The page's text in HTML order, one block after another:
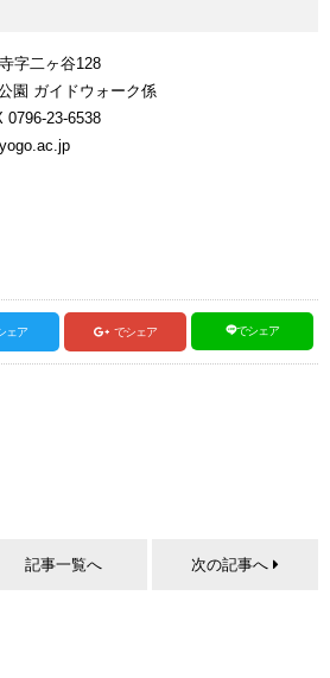
祥雲寺字二ヶ谷128
郷公園 ガイドウォーク係
0796-23-6538
ェア でシェア でシェア
記事一覧へ 次の記事へ